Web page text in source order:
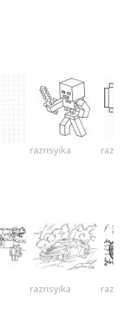
razrisyika
razrisyika